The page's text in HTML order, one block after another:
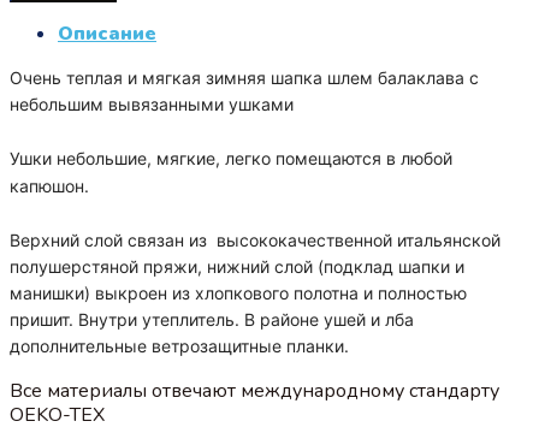
Описание
Очень теплая и мягкая зимняя шапка шлем балаклава с
небольшим вывязанными ушками
Ушки небольшие, мягкие, легко помещаются в любой
капюшон.
Верхний слой связан из высококачественной итальянской
полушерстяной пряжи, нижний слой (подклад шапки и
манишки) выкроен из хлопкового полотна и полностью
пришит. Внутри утеплитель. В районе ушей и лба
дополнительные ветрозащитные планки.
Все материалы отвечают международному стандарту
OEKO-TEX